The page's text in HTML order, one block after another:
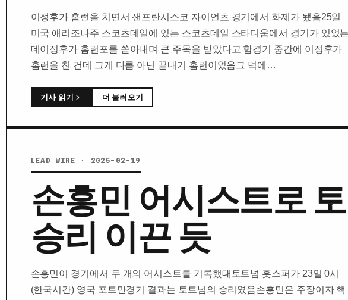
이정후가 홈런을 치면서 샌프란시스코 자이언츠 경기에서 화제가 됐음25일
미국 애리조나주 스코츠데일에 있는 스코츠데일 스타디움에서 경기가 있었는
데이정후가 홈런포를 쏟아내며 큰 주목을 받았다고 함경기 중간에 이정후가
홈런을 친 건데 그게 다름 아닌 끝내기 홈런이었음그 덕에…
기사 읽기 더 불러오기
LEAD WIRE · 2025-02-19
손흥민 어시스트로
승리 이끈 듯
손흥민이 경기에서 두 개의 어시스트를 기록했대토트넘 홋스퍼가 23일 0시
(한국시간) 영국 포트만경기 결과는 토트넘의 승리였음손흥민은 주장이자 핵